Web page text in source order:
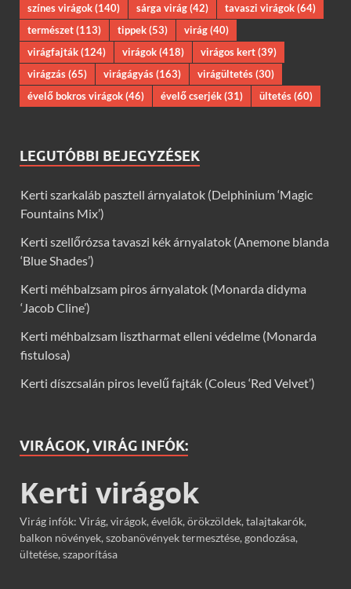
színes virágok(140) sárga virág(42) tavaszi virágok(64)
természet(113) tippek(53) virág(40)
virágfajták(124) virágok(418) virágos kert(39)
virágzás(65) virágágyás(163) virágültetés(30)
évelő bokros virágok(46) évelő cserjék(31) ültetés(60)
LEGUTÓBBI BEJEGYZÉSEK
Kerti szarkaláb pasztell árnyalatok (Delphinium ‘Magic
Fountains Mix’)
Kerti szellőrózsa tavaszi kék árnyalatok (Anemone blanda
‘Blue Shades’)
Kerti méhbalzsam piros árnyalatok (Monarda didyma
‘Jacob Cline’)
Kerti méhbalzsam lisztharmat elleni védelme (Monarda
fistulosa)
Kerti díszcsalán piros levelű fajták (Coleus ‘Red Velvet’)
VIRÁGOK, VIRÁG INFÓK:
Kerti virágok
Virág infók: Virág, virágok, évelők, örökzöldek, talajtakarók,
balkon növények, szobanövények termesztése, gondozása,
ültetése, szaporítása